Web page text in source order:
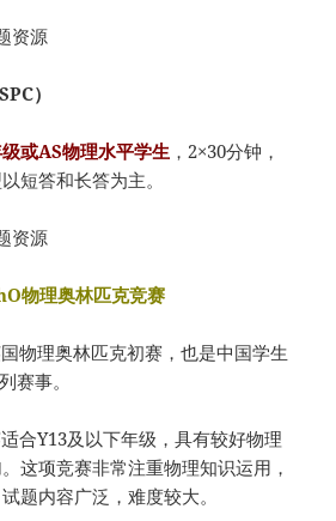
资源
）
或AS物理水平学生 ，2×30分钟，
短答和长答为主。
资源
物理奥林匹克竞赛
物理奥林匹克初赛，也是中国学生
赛事。
合Y13及以下年级，具有较好物理
这项竞赛非常注重物理知识运用，
题内容广泛，难度较大。